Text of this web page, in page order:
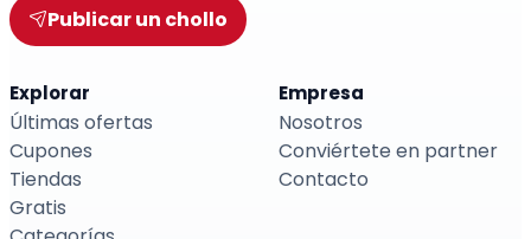
Publicar un chollo
Explorar
Últimas ofertas
Cupones
Tiendas
Gratis
Empresa
Nosotros
Conviértete en partner
Contacto